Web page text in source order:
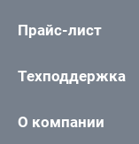
Прайс-лист
Техподдержка
О компании